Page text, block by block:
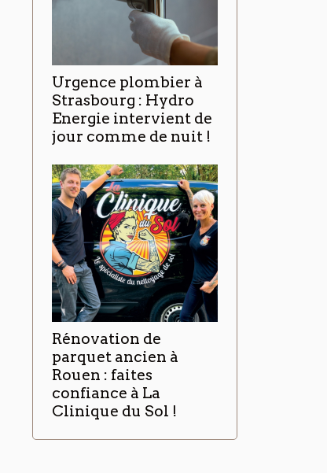
Urgence plombier à
Strasbourg : Hydro
Energie intervient de
jour comme de nuit !
Rénovation de
parquet ancien à
Rouen : faites
confiance à La
Clinique du Sol !